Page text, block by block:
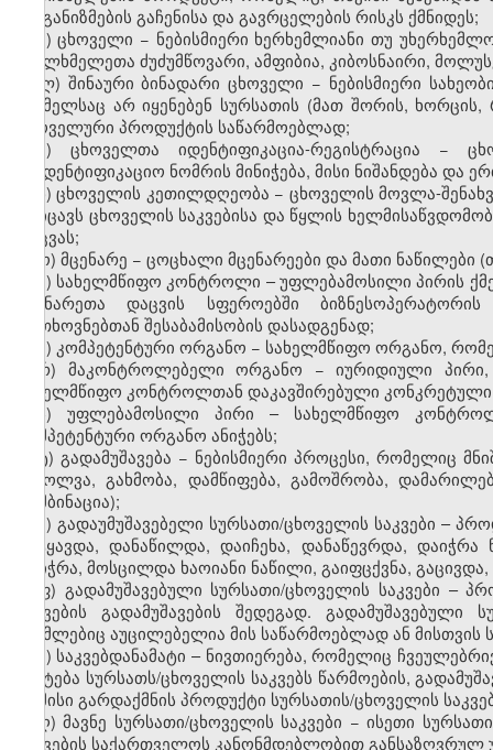
ორგანიზმების გაჩენისა და გავრცელების რისკს ქმნიდეს;
კ) ცხოველი − ნებისმიერი ხერხემლიანი თუ
წყალხმელეთა ძუძუმწოვარი, ამფიბია, კიბოსნაირი,
ლ) შინაური ბინადარი ცხოველი − ნებისმიერი
რომელსაც არ იყენებენ სურსათის (მათ შორის, ხორცის,
ცხოველური პროდუქტის საწარმოებლად;
მ) ცხოველთა იდენტიფიკაცია-რეგისტრაცია −
საიდენტიფიკაციო ნომრის მინიჭება, მისი ნიშანდება და
ნ) ცხოველის კეთილდღეობა − ცხოველის მოვლა-
მოიცავს ცხოველის საკვებისა და წყლის
დაცვას;
ო) მცენარე − ცოცხალი მცენარეები და მათი
პ) სახელმწიფო კონტროლი – უფლებამოსილი პირის
მცენარეთა დაცვის სფეროებში
მოთხოვნებთან შესაბამისობის დასადგენად;
ჟ) კომპეტენტური ორგანო − სახელმწიფო ორგანო,
რ) მაკონტროლებელი ორგანო − იურიდიული
სახელმწიფო კონტროლთან დაკავშირებული კონკრეტული
ს) უფლებამოსილი პირი – სახელმწიფო
კომპეტენტური ორგანო ანიჭებს;
ტ) გადამუშავება − ნებისმიერი პროცესი, რომელიც
შებოლვა, გახმობა, დამწიფება, გამოშრობა,
კომბინაცია);
უ) გადაუმუშავებელი სურსათი/ცხოველის საკვები –
გატყავდა, დანაწილდა, დაიჩეხა, დანაწევრდა,
მოიჭრა, მოსცილდა ხაოიანი ნაწილი, გაიფცქვნა,
ფ) გადამუშავებული სურსათი/ცხოველის საკვები –
საკვების გადამუშავების შედეგად.
რომლებიც აუცილებელია მის საწარმოებლად ან მისთვის
ქ) საკვებდანამატი – ნივთიერება, რომელიც
ემატება სურსათს/ცხოველის საკვებს წარმოების,
ან მისი გარდაქმნის პროდუქტი სურსათის/ცხოველის
ღ) მავნე სურსათი/ცხოველის საკვები − ისეთი
საკვების საქართველოს კანონმდებლობით